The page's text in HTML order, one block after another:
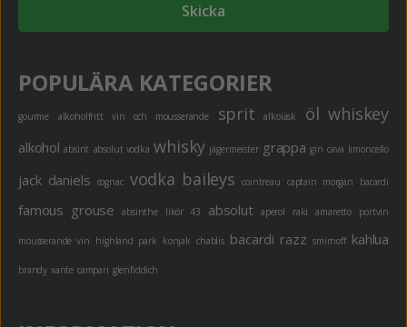
Skicka
POPULÄRA KATEGORIER
gourme alkoholfritt vin och mousserande sprit alkoläsk öl whiskey
alkohol absint absolut vodka whisky jägermeister grappa gin cava limoncello
jack daniels cognac vodka baileys cointreau captain morgan bacardi
famous grouse absinthe likör 43 absolut aperol raki amaretto portvin
mousserande vin highland park konjak chablis bacardi razz smirnoff kahlua
brandy xante campari glenfiddich